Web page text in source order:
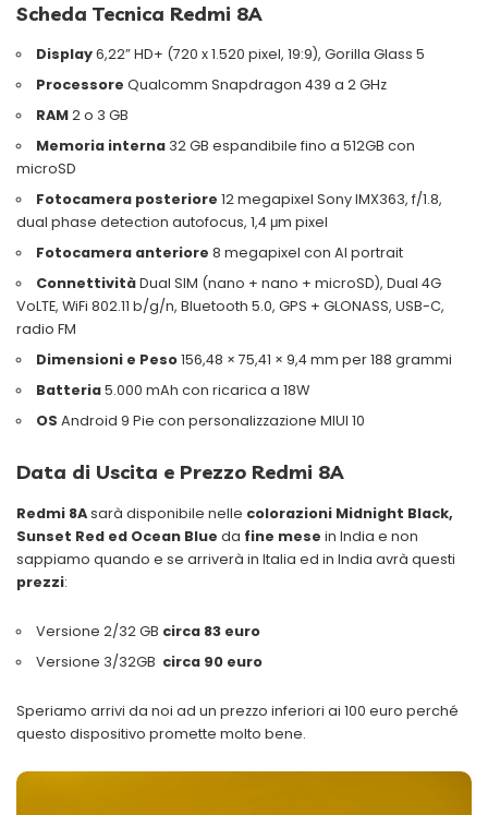
Scheda Tecnica Redmi 8A
Display6,22” HD+ (720 x 1.520 pixel, 19:9), Gorilla Glass 5
Processore Qualcomm Snapdragon 439 a 2 GHz
RAM2 o 3 GB
Memoria interna32 GB espandibile fino a 512GB con
microSD
Fotocamera posteriore 12 megapixel Sony IMX363, f/1.8,
dual phase detection autofocus, 1,4 μm pixel
Fotocamera anteriore 8 megapixel con AI portrait
ConnettivitàDual SIM (nano + nano + microSD), Dual 4G
VoLTE, WiFi 802.11 b/g/n, Bluetooth 5.0, GPS + GLONASS, USB-C,
radio FM
Dimensioni e Peso156,48 × 75,41 × 9,4 mm per 188 grammi
Batteria5.000 mAh con ricarica a 18W
OS Android 9 Pie con personalizzazione MIUI 10
Data di Uscita e Prezzo Redmi 8A
Redmi 8Asarà disponibile nelle colorazioni Midnight Black,
Sunset Red ed Ocean Blue da fine mese in India e non
sappiamo quando e se arriverà in Italia ed in India avrà questi
prezzi:
Versione 2/32 GB circa 83 euro
Versione 3/32GB circa 90 euro
Speriamo arrivi da noi ad un prezzo inferiori ai 100 euro perché
questo dispositivo promette molto bene.